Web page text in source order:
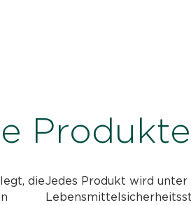
Produkte
dieJedes Produkt wird